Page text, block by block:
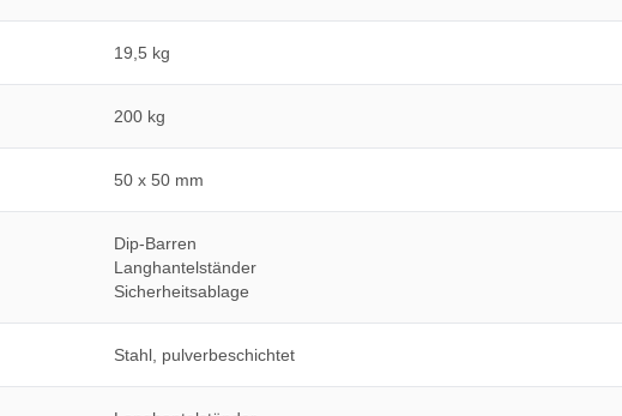
19,5 kg
200 kg
50 x 50 mm
Dip-Barren
Langhantelständer
Sicherheitsablage
Stahl, pulverbeschichtet